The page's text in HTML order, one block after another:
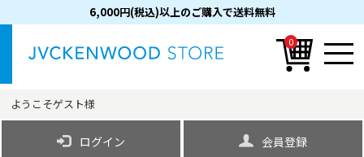
6,000円(税込)以上のご購入で送料無料
0
ようこそゲスト様
ログイン 会員登録